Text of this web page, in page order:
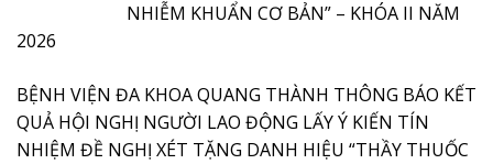
NHIỄM KHUẨN CƠ BẢN” – KHÓA II NĂM
2026
BỆNH VIỆN ĐA KHOA QUANG THÀNH THÔNG BÁO KẾT
QUẢ HỘI NGHỊ NGƯỜI LAO ĐỘNG LẤY Ý KIẾN TÍN
NHIỆM ĐỀ NGHỊ XÉT TẶNG DANH HIỆU “THẦY THUỐC